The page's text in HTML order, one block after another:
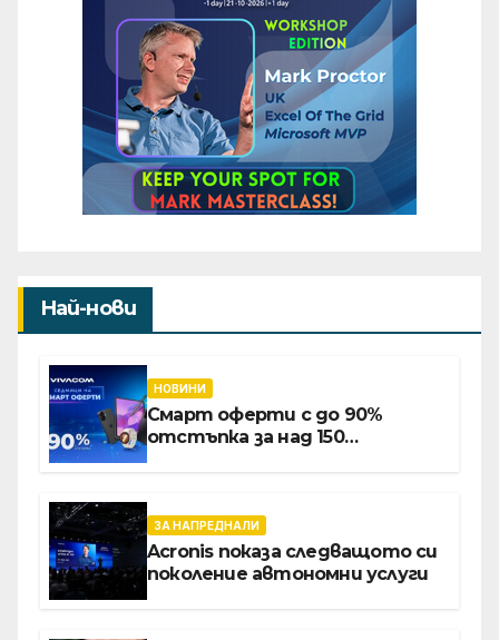
Най-нови
НОВИНИ
Смарт оферти с до 90%
отстъпка за над 150
ЗА НАПРЕДНАЛИ
Acronis показа следващото си
поколение автономни услуги